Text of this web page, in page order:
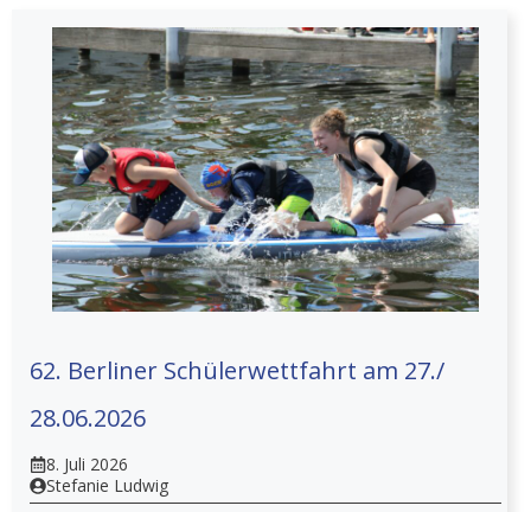
62. Berliner Schülerwettfahrt am 27./
28.06.2026
8. Juli 2026
Stefanie Ludwig